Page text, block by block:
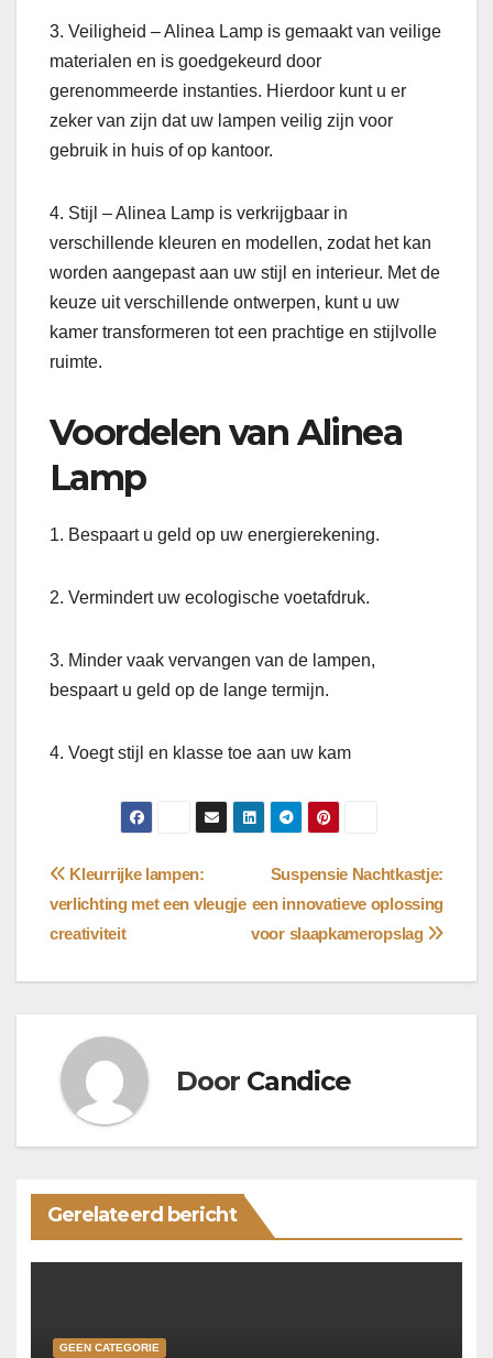
3. Veiligheid – Alinea Lamp is gemaakt van veilige
materialen en is goedgekeurd door
gerenommeerde instanties. Hierdoor kunt u er
zeker van zijn dat uw lampen veilig zijn voor
gebruik in huis of op kantoor.
4. Stijl – Alinea Lamp is verkrijgbaar in
verschillende kleuren en modellen, zodat het kan
worden aangepast aan uw stijl en interieur. Met de
keuze uit verschillende ontwerpen, kunt u uw
kamer transformeren tot een prachtige en stijlvolle
ruimte.
Voordelen van Alinea
Lamp
1. Bespaart u geld op uw energierekening.
2. Vermindert uw ecologische voetafdruk.
3. Minder vaak vervangen van de lampen,
bespaart u geld op de lange termijn.
4. Voegt stijl en klasse toe aan uw kam
Bericht
navigatie
Suspensie Nachtkastje:
een innovatieve oplossing
voor slaapkameropslag
Kleurrijke lampen:
verlichting met een vleugje
creativiteit
Door Candice
Gerelateerd bericht
GEEN CATEGORIE